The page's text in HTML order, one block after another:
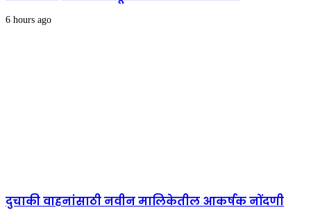
6 hours ago
दुचाकी वाहनांसाठी नवीन मालिकेतील आकर्षक नोंदणी